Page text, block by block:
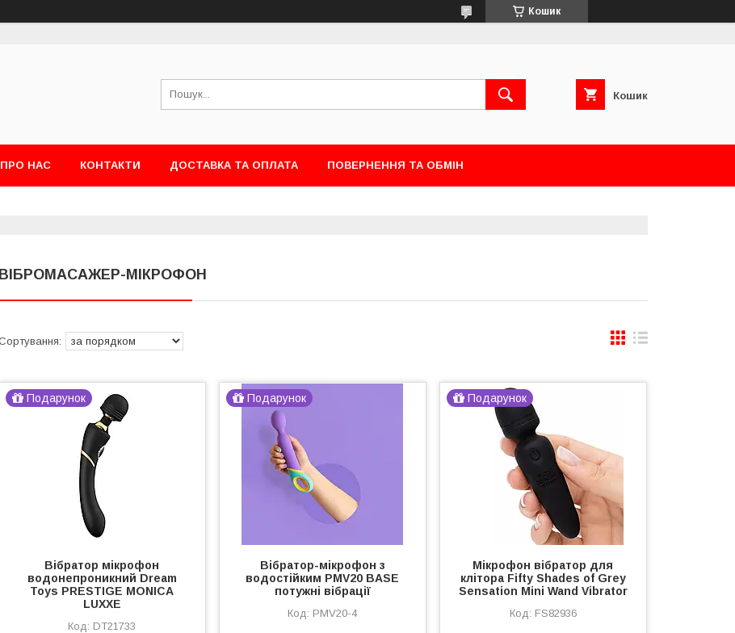
Кошик
Кошик
ПРО НАС КОНТАКТИ ДОСТАВКА ТА ОПЛАТА ПОВЕРНЕННЯ ТА ОБМІН
ВІБРОМАСАЖЕР-МІКРОФОН
Подарунок
Вібратор мікрофон
водонепроникний Dream
Toys PRESTIGE MONICA
LUXXE
DT21733
Подарунок
Вібратор-мікрофон з
водостійким PMV20 BASE
потужні вібрації
PMV20-4
Подарунок
Мікрофон вібратор для
клітора Fifty Shades of Grey
Sensation Mini Wand Vibrator
FS82936